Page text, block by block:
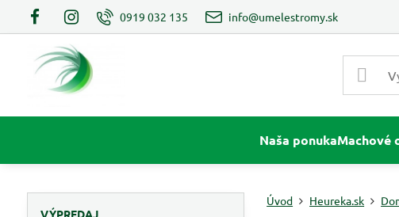
0919 032 135 info@umelestromy.sk
Naša ponukaMachové
Úvod Heureka.sk
VÝPREDAJ